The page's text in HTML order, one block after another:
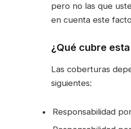
pero no las que
en cuenta este
¿Qué cubre
Las coberturas
siguientes:
​​Responsabilidad